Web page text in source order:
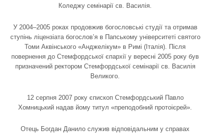
Коледжу семінарії св. Василія.
У 2004–2005 рокaх продовжив богословські студії та отримав
ступінь ліцензіата богослов’я в Папському університеті святого
Томи Аквінського «Анджелікум» в Римі (Італія). Після
повернення до Стемфордської єпархії у вересні 2005 року був
призначений ректором Стемфордської семінарії св. Василія
Великого.
12 серпня 2007 року єпископ Стемфордський Павло
Хомницький надав йому титул «преподобний протоієрей».
Отець Богдан Данило служив відповідальним у справах